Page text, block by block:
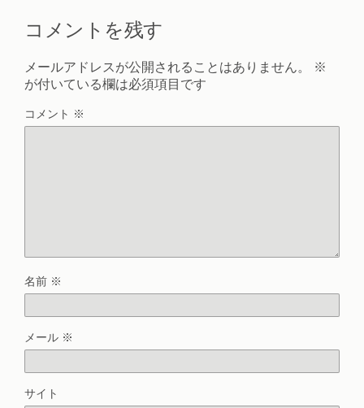
コメントを残す
メールアドレスが公開されることはありません。
※
が付いている欄は必須項目です
コメント ※
名前 ※
メール ※
サイト